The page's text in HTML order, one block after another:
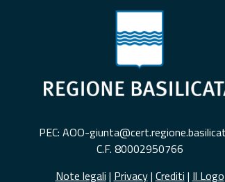
PEC: AOO-
C.F. 80002950766
Note legali | Privacy| Crediti | Il Logo